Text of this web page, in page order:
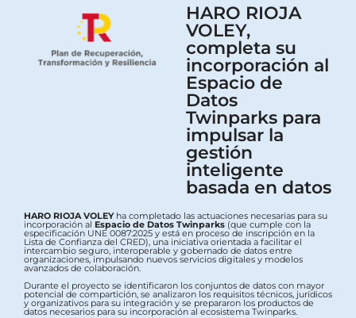
HARO RIOJA
VOLEY,
completa su
incorporación al
Espacio de
Datos
Twinparks para
impulsar la
gestión
inteligente
basada en datos
HARO RIOJA VOLEYha completado las actuaciones necesarias para su
incorporación al Espacio de Datos Twinparks (que cumple con la
especificación UNE 0087:2025 y está en proceso de inscripción en la
Lista de Confianza del CRED), una iniciativa orientada a facilitar el
intercambio seguro, interoperable y gobernado de datos entre
organizaciones, impulsando nuevos servicios digitales y modelos
avanzados de colaboración.
Durante el proyecto se identificaron los conjuntos de datos con mayor
potencial de compartición, se analizaron los requisitos técnicos, jurídicos
y organizativos para su integración y se prepararon los productos de
datos necesarios para su incorporación al ecosistema Twinparks.